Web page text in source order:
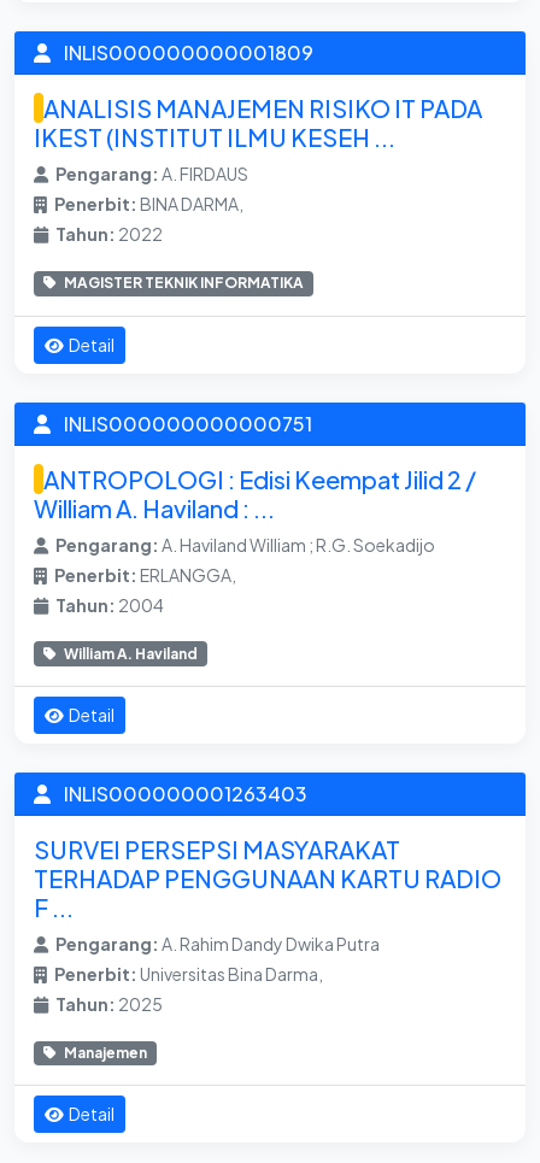
INLIS000000000001809
ANALISIS MANAJEMEN RISIKO IT PADA
IKEST (INSTITUT ILMU KESEH ...
Pengarang: A. FIRDAUS
Penerbit: BINA DARMA,
Tahun: 2022
MAGISTER TEKNIK INFORMATIKA
Detail
INLIS000000000000751
ANTROPOLOGI : Edisi Keempat Jilid 2 /
William A. Haviland : ...
Pengarang: A. Haviland William ; R.G. Soekadijo
Penerbit: ERLANGGA,
Tahun: 2004
William A. Haviland
Detail
INLIS000000001263403
SURVEI PERSEPSI MASYARAKAT
TERHADAP PENGGUNAAN KARTU RADIO
F ...
Pengarang: A. Rahim Dandy Dwika Putra
Penerbit: Universitas Bina Darma,
Tahun: 2025
Manajemen
Detail